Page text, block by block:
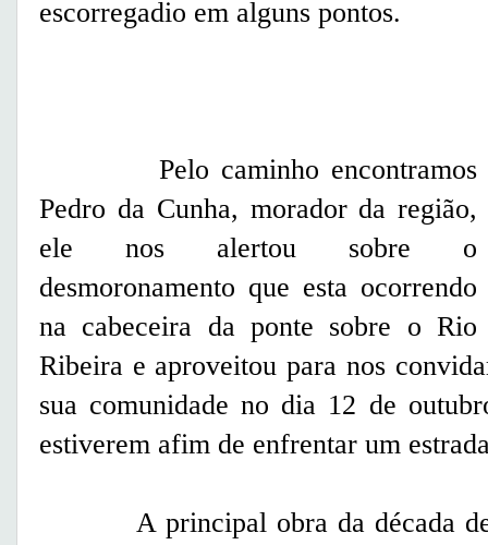
escorregadio em alguns pontos.
Pelo caminho encontramos
Pedro da Cunha, morador da região,
ele nos alertou sobre o
desmoronamento que esta ocorrendo
na cabeceira da ponte sobre o Rio
Ribeira e aproveitou para nos
sua comunidade no dia 12 de
estiverem afim de enfrentar um
A principal obra da década de